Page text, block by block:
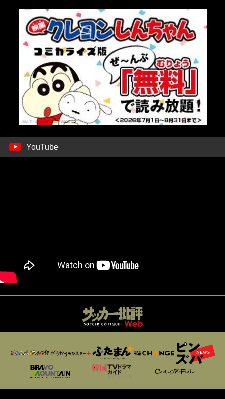
YouTube